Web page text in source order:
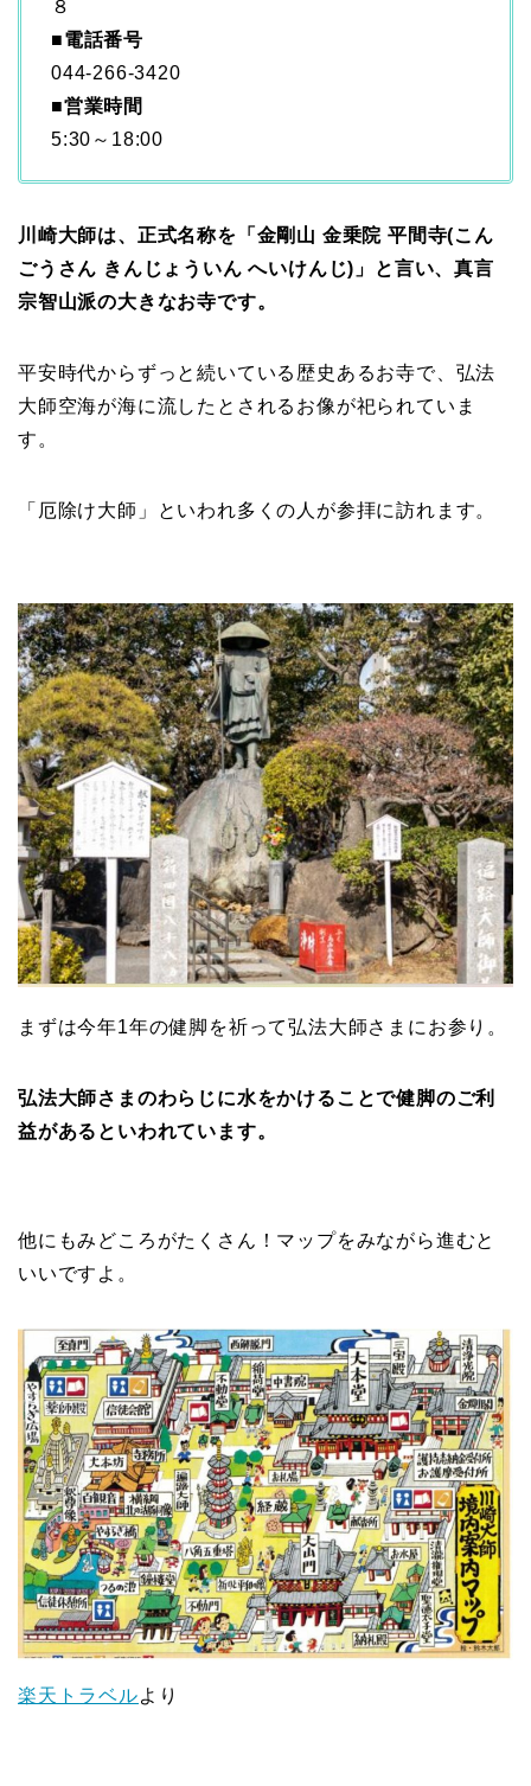
８
■電話番号
044-266-3420
■営業時間
5:30～18:00
川崎大師は、正式名称を「金剛山 金乗院 平間寺(こん
ごうさん きんじょういん へいけんじ)」と言い、真言
宗智山派の大きなお寺です。
平安時代からずっと続いている歴史あるお寺で、弘法
大師空海が海に流したとされるお像が祀られていま
す。
「厄除け大師」といわれ多くの人が参拝に訪れます。
まずは今年1年の健脚を祈って弘法大師さまにお参り。
弘法大師さまのわらじに水をかけることで健脚のご利
益があるといわれています。
他にもみどころがたくさん！マップをみながら進むと
いいですよ。
楽天トラベルより